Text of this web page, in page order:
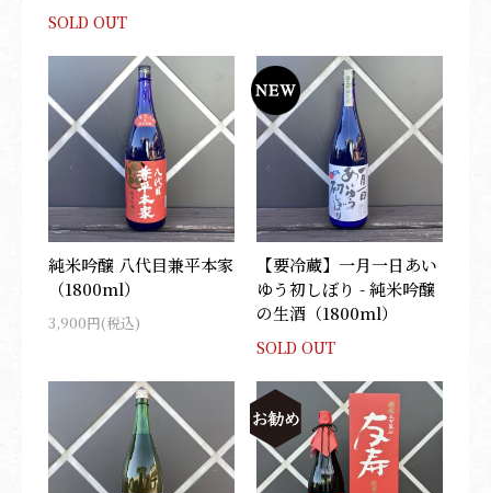
SOLD OUT
純米吟醸 八代目兼平本家
（1800ml）
3,900円(税込)
【要冷蔵】一月一日あい
ゆう初しぼり - 純米吟醸
の生酒（1800ml）
SOLD OUT